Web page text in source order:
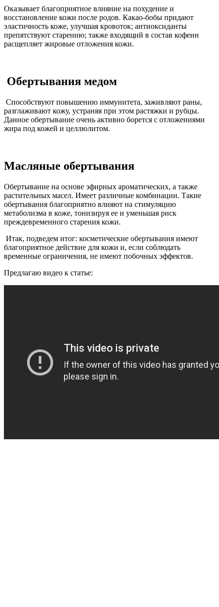
Оказывает благоприятное влияние на похудение и
восстановление кожи после родов. Какао-бобы придают
эластичность коже, улучшая кровоток; антиоксиданты
препятствуют старению; также входящий в состав кофеин
расщепляет жировые отложения кожи.
Обертывания медом
Способствуют повышению иммунитета, заживляют раны,
разглаживают кожу, устраняя при этом растяжки и рубцы.
Данное обертывание очень активно борется с отложениями
жира под кожей и целлюлитом.
Масляные обертывания
Обертывание на основе эфирных ароматических, а также
растительных масел. Имеет различные комбинации. Такие
обертывания благоприятно влияют на стимуляцию
метаболизма в коже, тонизируя ее и уменьшая риск
преждевременного старения кожи.
Итак, подведем итог: косметические обертывания имеют
благоприятное действие для кожи и, если соблюдать
временные ограничения, не имеют побочных эффектов.
Предлагаю видео к статье: